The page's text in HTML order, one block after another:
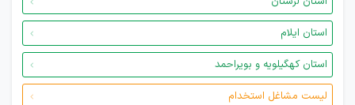
استان ایلام
استان کهگیلویه و بویراحمد
لیست مشاغل استخدام